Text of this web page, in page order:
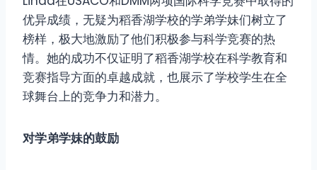
优异成绩，无疑为稻香湖学校的学弟学妹们树立了
榜样，极大地激励了他们积极参与科学竞赛的热
情。她的成功不仅证明了稻香湖学校在科学教育和
竞赛指导方面的卓越成就，也展示了学校学生在全
球舞台上的竞争力和潜力。
对学弟学妹的鼓励